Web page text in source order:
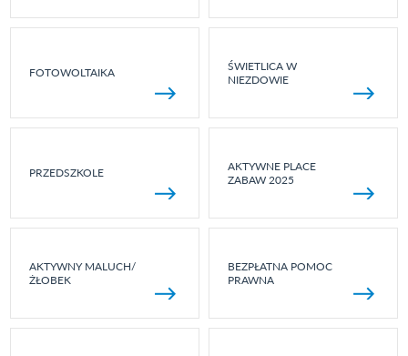
FOTOWOLTAIKA
ŚWIETLICA W
NIEZDOWIE
PRZEDSZKOLE
AKTYWNE PLACE
ZABAW 2025
AKTYWNY MALUCH/
ŻŁOBEK
BEZPŁATNA POMOC
PRAWNA